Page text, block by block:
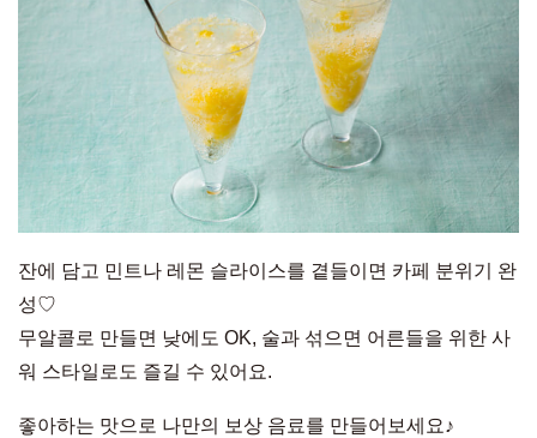
잔에 담고 민트나 레몬 슬라이스를 곁들이면 카페 분위기 완
성♡
무알콜로 만들면 낮에도 OK, 술과 섞으면 어른들을 위한 사
워 스타일로도 즐길 수 있어요.
좋아하는 맛으로 나만의 보상 음료를 만들어보세요♪